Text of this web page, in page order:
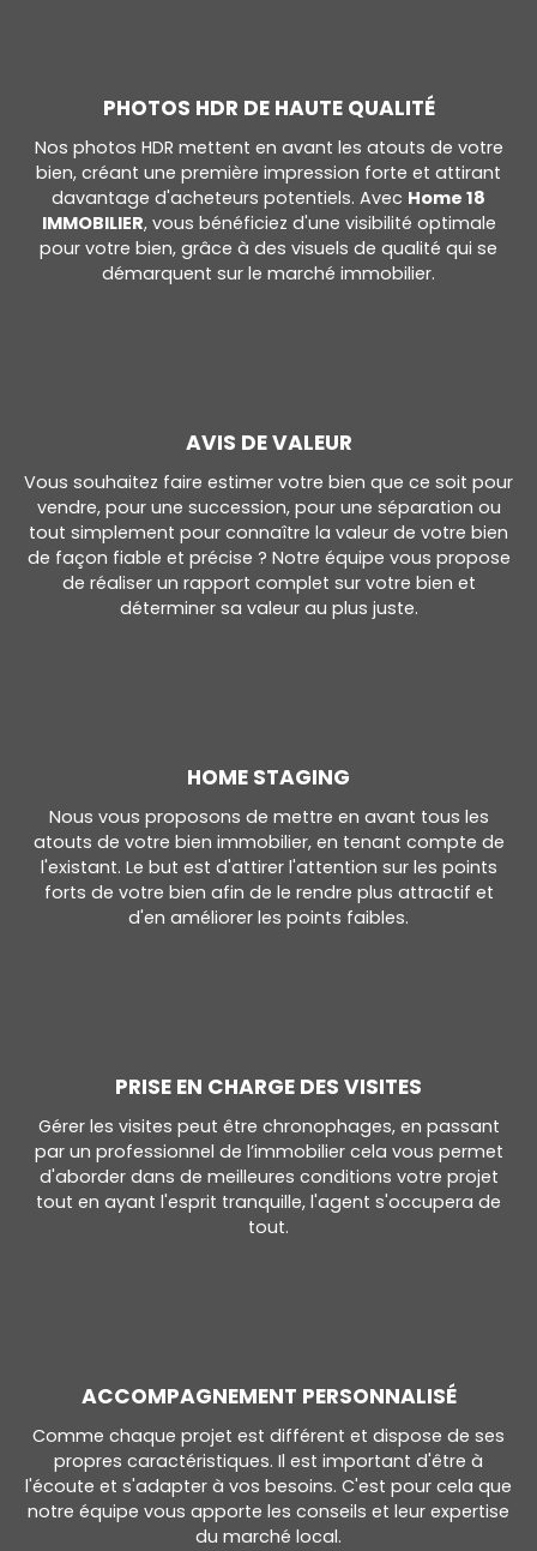
PHOTOS HDR DE HAUTE QUALITÉ
Nos photos HDR mettent en avant les atouts de votre
bien, créant une première impression forte et attirant
davantage d'acheteurs potentiels. Avec Home 18
IMMOBILIER, vous bénéficiez d'une visibilité optimale
pour votre bien, grâce à des visuels de qualité qui se
démarquent sur le marché immobilier.
AVIS DE VALEUR
Vous souhaitez faire estimer votre bien que ce soit pour
vendre, pour une succession, pour une séparation ou
tout simplement pour connaître la valeur de votre bien
de façon fiable et précise ? Notre équipe vous propose
de réaliser un rapport complet sur votre bien et
déterminer sa valeur au plus juste.
HOME STAGING
Nous vous proposons de mettre en avant tous les
atouts de votre bien immobilier, en tenant compte de
l'existant. Le but est d'attirer l'attention sur les points
forts de votre bien afin de le rendre plus attractif et
d'en améliorer les points faibles.
PRISE EN CHARGE DES VISITES
Gérer les visites peut être chronophages, en passant
par un professionnel de l’immobilier cela vous permet
d'aborder dans de meilleures conditions votre projet
tout en ayant l'esprit tranquille, l'agent s'occupera de
tout.
ACCOMPAGNEMENT PERSONNALISÉ
Comme chaque projet est différent et dispose de ses
propres caractéristiques. Il est important d'être à
l'écoute et s'adapter à vos besoins. C'est pour cela que
notre équipe vous apporte les conseils et leur expertise
du marché local.